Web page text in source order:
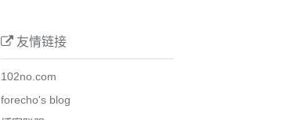
友情链接
102no.com
forecho's blog